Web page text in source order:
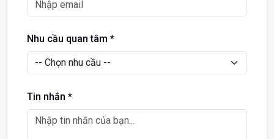
Nhu cầu quan tâm *
Tin nhắn *